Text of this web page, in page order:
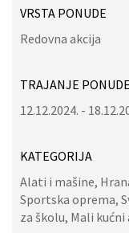
VRSTA PONUDE
Redovna akcija
TRAJANJE PONUDE
12.12.2024. -
KATEGORIJA
Alati i mašine,
Sportska oprema,
za školu, Mali